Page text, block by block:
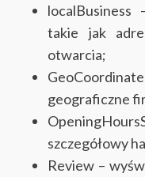
takie jak
otwarcia;
geograficzne
szczegółowy
Review –